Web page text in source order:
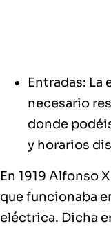
Entradas: La
necesario
donde
y horarios
En 1919 Alfonso
que funcionaba
eléctrica. Dicha